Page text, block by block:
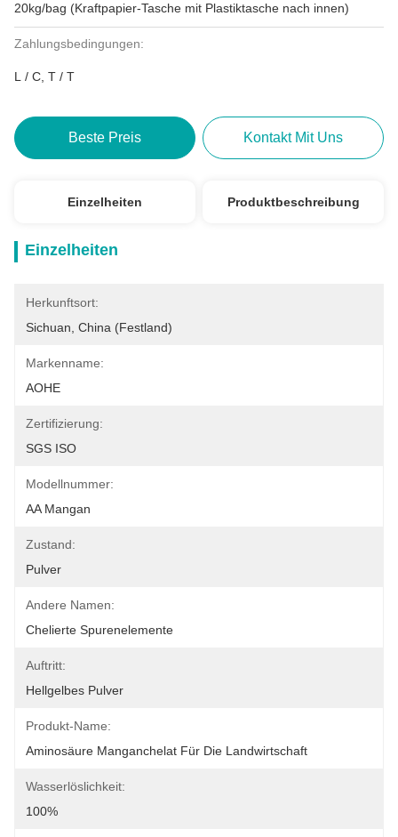
20kg/bag (Kraftpapier-Tasche mit Plastiktasche nach innen)
Zahlungsbedingungen:
L / C, T / T
Beste Preis Kontakt Mit Uns
Einzelheiten Produktbeschreibung
Einzelheiten
Herkunftsort:
Sichuan, China (Festland)
Markenname:
AOHE
Zertifizierung:
SGS ISO
Modellnummer:
AA Mangan
Zustand:
Pulver
Andere Namen:
Chelierte Spurenelemente
Auftritt:
Hellgelbes Pulver
Produkt-Name:
Aminosäure Manganchelat Für Die Landwirtschaft
Wasserlöslichkeit:
100%